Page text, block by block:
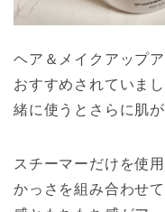
ヘア＆メイクアップ
おすすめされていま
緒に使うとさらに肌
スチーマーだけを使
かっさを組み合わせ